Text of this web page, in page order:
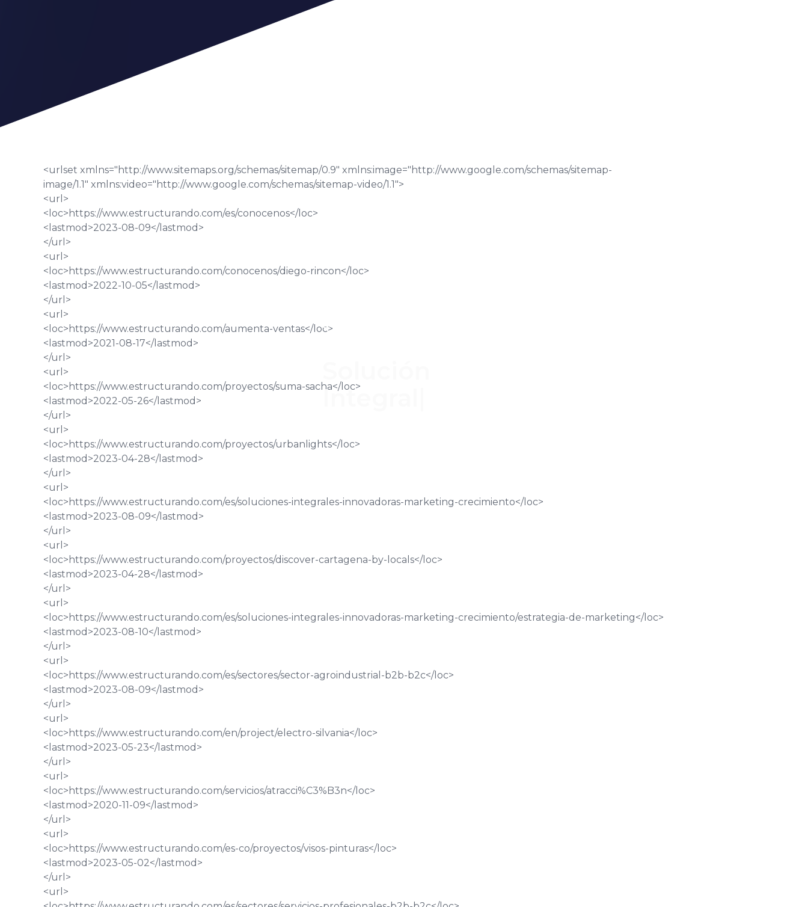
Estrategia de Marketing
In|
<urlset xmlns="http://www.sitemaps.org/schemas/sitemap/0.9" xmlns:image="http://www.google.com/schemas/sitemap-
image/1.1" xmlns:video="http://www.google.com/schemas/sitemap-video/1.1">
<url>
<loc> https://www.estructurando.com/es/conocenos</loc>
<lastmod>2023-08-09</lastmod>
</url>
<url>
<loc> https://www.estructurando.com/conocenos/diego-rincon</loc>
<lastmod>2022-10-05</lastmod>
</url>
<url>
<loc> https://www.estructurando.com/aumenta-ventas</loc>
<lastmod>2021-08-17</lastmod>
</url>
<url>
<loc> https://www.estructurando.com/proyectos/suma-sacha</loc>
<lastmod>2022-05-26</lastmod>
</url>
<url>
<loc> https://www.estructurando.com/proyectos/urbanlights</loc>
<lastmod>2023-04-28</lastmod>
</url>
<url>
<loc> https://www.estructurando.com/es/soluciones-integrales-innovadoras-marketing-crecimiento</loc>
<lastmod>2023-08-09</lastmod>
</url>
<url>
<loc> https://www.estructurando.com/proyectos/discover-cartagena-by-locals</loc>
<lastmod>2023-04-28</lastmod>
</url>
<url>
<loc> https://www.estructurando.com/es/soluciones-integrales-innovadoras-marketing-crecimiento/estrategia-de-marketing</loc>
<lastmod>2023-08-10</lastmod>
</url>
<url>
<loc> https://www.estructurando.com/es/sectores/sector-agroindustrial-b2b-b2c</loc>
<lastmod>2023-08-09</lastmod>
</url>
<url>
<loc> https://www.estructurando.com/en/project/electro-silvania</loc>
<lastmod>2023-05-23</lastmod>
</url>
<url>
<loc> https://www.estructurando.com/servicios/atracci%C3%B3n</loc>
<lastmod>2020-11-09</lastmod>
</url>
<url>
<loc> https://www.estructurando.com/es-co/proyectos/visos-pinturas</loc>
<lastmod>2023-05-02</lastmod>
</url>
<url>